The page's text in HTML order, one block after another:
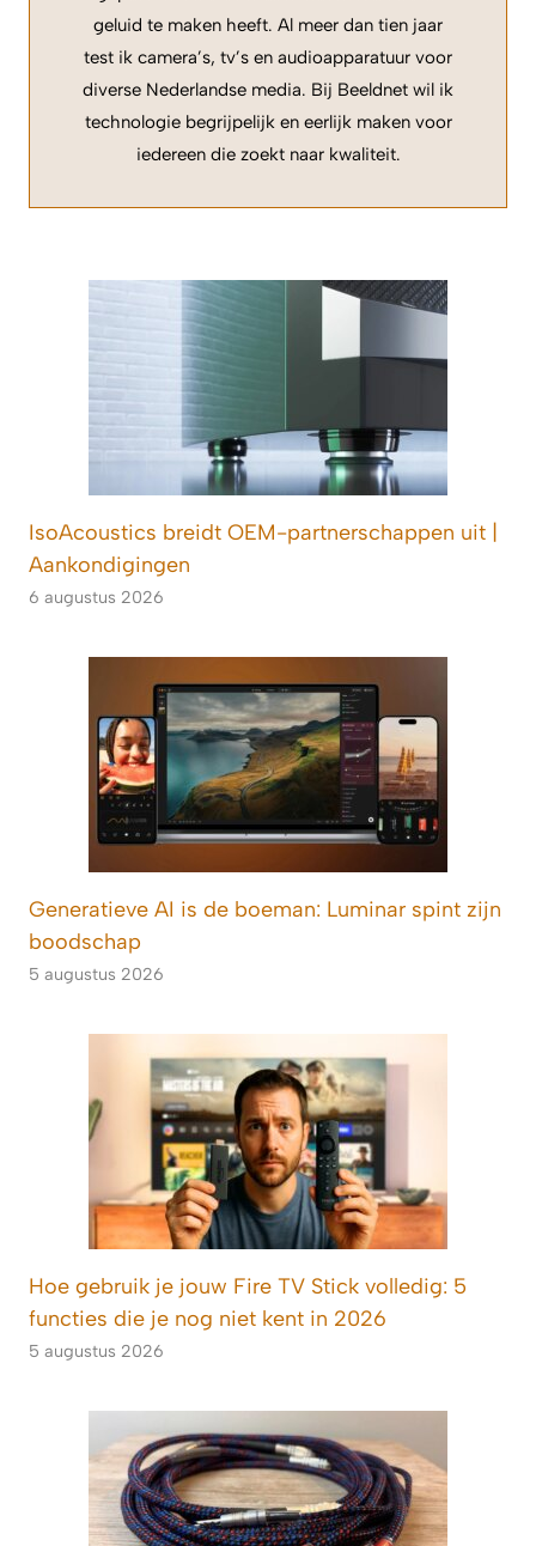
geluid te maken heeft. Al meer dan tien jaar
test ik camera’s, tv’s en audioapparatuur voor
diverse Nederlandse media. Bij Beeldnet wil ik
technologie begrijpelijk en eerlijk maken voor
iedereen die zoekt naar kwaliteit.
IsoAcoustics breidt OEM-partnerschappen uit |
Aankondigingen
6 augustus 2026
Generatieve AI is de boeman: Luminar spint zijn
boodschap
5 augustus 2026
Hoe gebruik je jouw Fire TV Stick volledig: 5
functies die je nog niet kent in 2026
5 augustus 2026